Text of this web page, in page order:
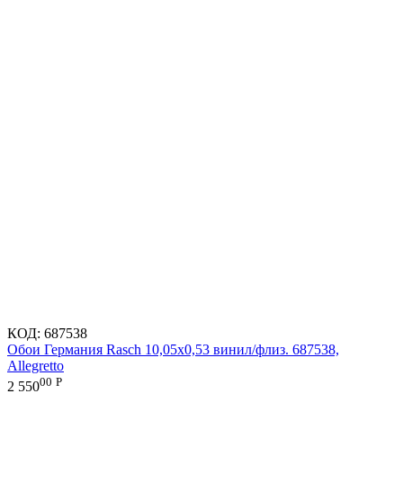
КОД: 687538
Обои Германия Rasch 10,05x0,53 винил/флиз. 687538,
Allegretto
2 55000 Р